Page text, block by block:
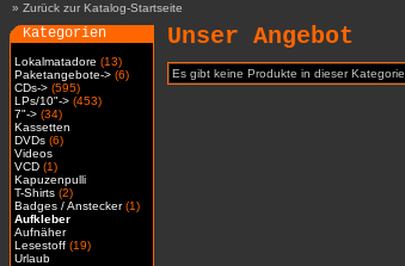
» Zurück zur Katalog-Startseite
Kategorien
Lokalmatadore (13)
Paketangebote-> (6)
CDs-> (595)
LPs/10"-> (453)
7"-> (34)
Kassetten
DVDs (6)
Videos
VCD (1)
Kapuzenpulli
T-Shirts (2)
Badges / Anstecker(1)
Aufkleber
Aufnäher
Lesestoff (19)
Urlaub
Unser Angebot
Es gibt keine Produkte in dieser Kategorie.